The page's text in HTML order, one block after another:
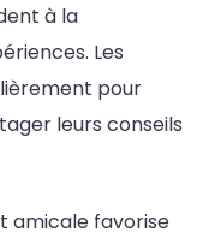
à la
Les
pour
leurs conseils
amicale favorise